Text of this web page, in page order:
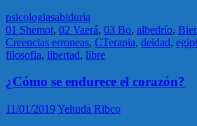
psicologiasabiduria
01 Shemot, 02 Vaerá, 03 Bo, albedrío,
Creencias erroneas, CTerapia, deidad,
filosofia, libertad, libre
¿Cómo se endurece el corazón?
11/01/2019Yehuda Ribco